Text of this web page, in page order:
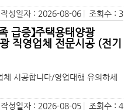
작성일자 : 2026-08-06 조회수 : 3
급증】주택용태양광
직영업체 전문시공 (전기
체 시공합니다/영업대행 유의하세
작성일자 : 2026-08-05 조회수 : 4